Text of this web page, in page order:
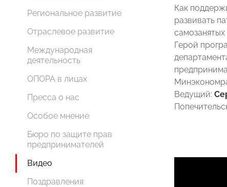
Региональное развитие
Отраслевое развитие
Международная
деятельность
ОПОРА в лицах
Пресса о нас
Особое мнение
Бюро по защите прав
предпринимателей
Видео
Поздравления
Как
развивать
Герой
Ведущий: